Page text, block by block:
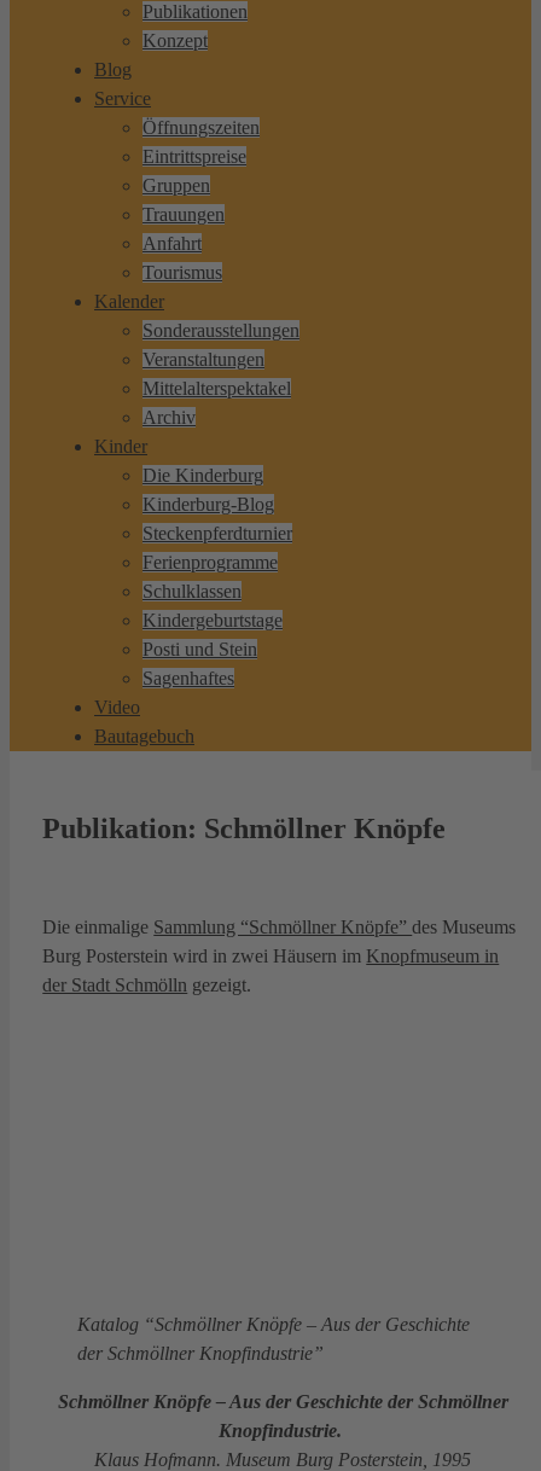
Publikationen
Konzept
Blog
Service
Öffnungszeiten
Eintrittspreise
Gruppen
Trauungen
Anfahrt
Tourismus
Kalender
Sonderausstellungen
Veranstaltungen
Mittelalterspektakel
Archiv
Kinder
Die Kinderburg
Kinderburg-Blog
Steckenpferdturnier
Ferienprogramme
Schulklassen
Kindergeburtstage
Posti und Stein
Sagenhaftes
Video
Bautagebuch
Publikation: Schmöllner Knöpfe
Die einmalige Sammlung “Schmöllner Knöpfe”des Museums
Burg Posterstein wird in zwei Häusern im Knopfmuseum in
der Stadt Schmölln gezeigt.
Katalog “Schmöllner Knöpfe – Aus der Geschichte
der Schmöllner Knopfindustrie”
Schmöllner Knöpfe – Aus der Geschichte der Schmöllner
Knopfindustrie.
Klaus Hofmann. Museum Burg Posterstein, 1995